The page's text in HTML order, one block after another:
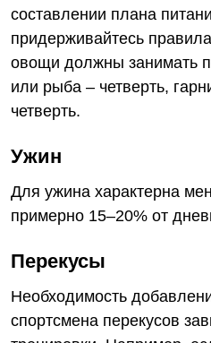
составлении плана
придерживайтесь
овощи должны занимать
или рыба – четверть,
четверть.
Ужин
Для ужина характерна
примерно 15–20% от
Перекусы
Необходимость
спортсмена перекусов